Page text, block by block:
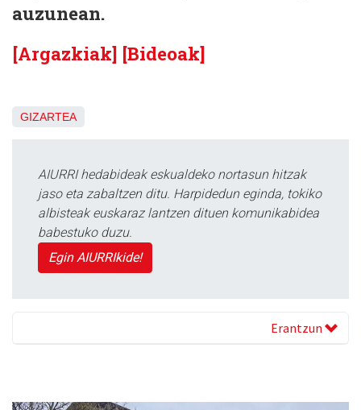
auzunean.
[Argazkiak] [Bideoak]
GIZARTEA
AIURRI hedabideak eskualdeko nortasun hitzak
jaso eta zabaltzen ditu. Harpidedun eginda, tokiko
albisteak euskaraz lantzen dituen komunikabidea
babestuko duzu.
Egin AIURRIkide!
Erantzun